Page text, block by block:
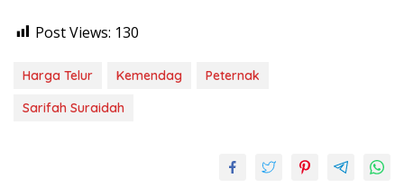
Post Views: 130
Harga Telur Kemendag
Peternak
Sarifah Suraidah